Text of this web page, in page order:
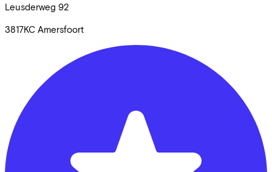
Leusderweg 92
3817KC Amersfoort